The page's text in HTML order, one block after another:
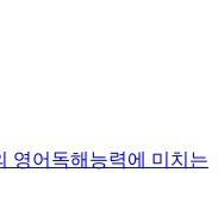
영어독해능력에 미치는